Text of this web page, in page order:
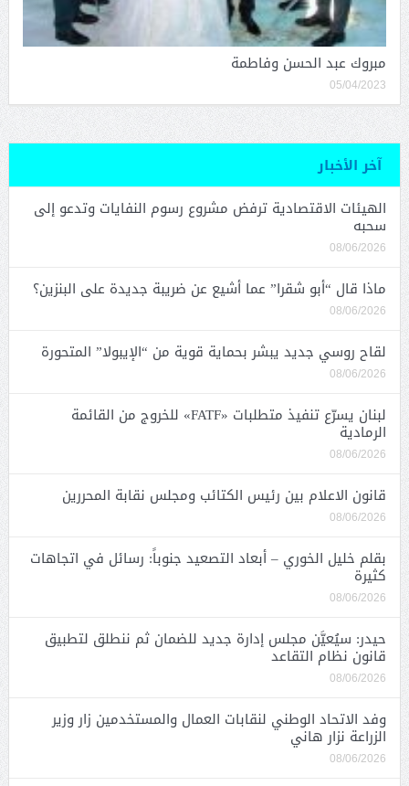
مبروك عبد الحسن وفاطمة
05/04/2023
آخر الأخبار
الهيئات الاقتصادية ترفض مشروع رسوم النفايات وتدعو إلى
سحبه
08/06/2026
ماذا قال “أبو شقرا” عما أشيع عن ضريبة جديدة على البنزين؟
08/06/2026
لقاح روسي جديد يبشر بحماية قوية من “الإيبولا” المتحورة
08/06/2026
لبنان يسرّع تنفيذ متطلبات «FATF» للخروج من القائمة
الرمادية
08/06/2026
قانون الاعلام بين رئيس الكتائب ومجلس نقابة المحررين
08/06/2026
بقلم خليل الخوري – أبعاد التصعيد جنوباً: رسائل في اتجاهات
كثيرة
08/06/2026
حيدر: سيُعيَّن مجلس إدارة جديد للضمان ثم ننطلق لتطبيق
قانون نظام التقاعد
08/06/2026
وفد الاتحاد الوطني لنقابات العمال والمستخدمين زار وزير
الزراعة نزار هاني
08/06/2026